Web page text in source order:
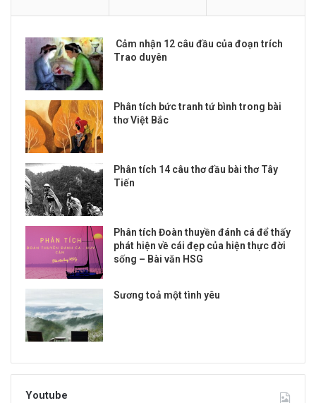
Cảm nhận 12 câu đầu của đoạn trích
Trao duyên
Phân tích bức tranh tứ bình trong bài
thơ Việt Bắc
Phân tích 14 câu thơ đầu bài thơ Tây
Tiến
Phân tích Đoàn thuyền đánh cá để thấy
phát hiện về cái đẹp của hiện thực đời
sống – Bài văn HSG
Sương toả một tình yêu
Youtube